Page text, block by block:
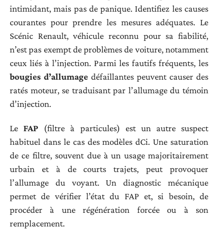
intimidant, mais pas de panique. Identifiez les causes
courantes pour prendre les mesures adéquates. Le
Scénic Renault, véhicule reconnu pour sa fiabilité,
n’est pas exempt de problèmes de voiture, notamment
ceux liés à l’injection. Parmi les fautifs fréquents, les
bougies d’allumage défaillantes peuvent causer des
ratés moteur, se traduisant par l’allumage du témoin
d’injection.
LeFAP (filtre à particules) est un autre suspect
habituel dans le cas des modèles dCi. Une saturation
de ce filtre, souvent due à un usage majoritairement
urbain et à de courts trajets, peut provoquer
l’allumage du voyant. Un diagnostic mécanique
permet de vérifier l’état du FAP et, si besoin, de
procéder à une régénération forcée ou à son
remplacement.